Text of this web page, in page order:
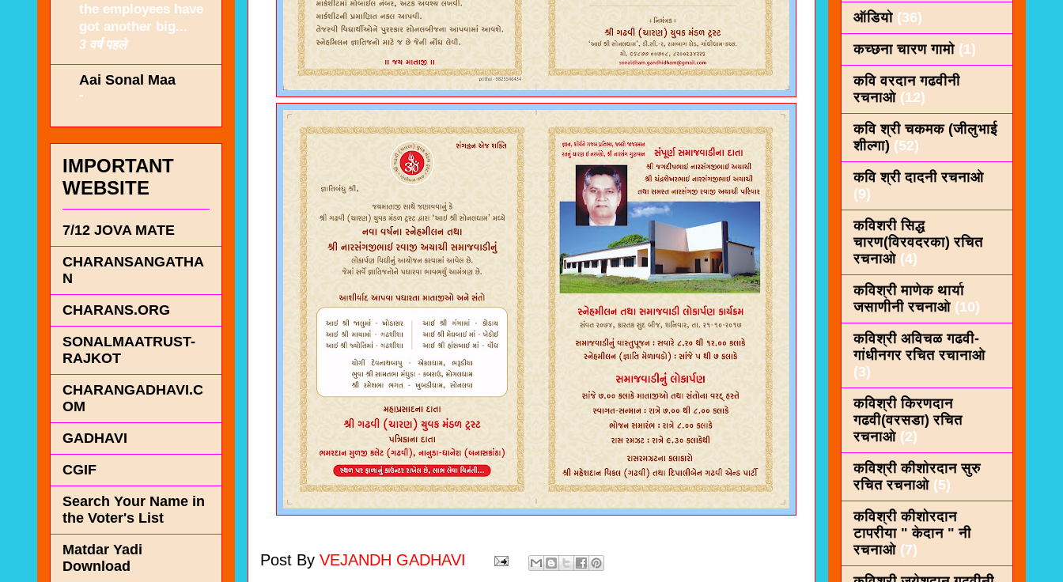
Post By VEJANDH GADHAVI
the employees have
got another big...
3 वर्ष पहले
Aai Sonal Maa
-
IMPORTANT
WEBSITE
7/12 JOVA MATE
CHARANSANGATHA
N
CHARANS.ORG
SONALMAATRUST-
RAJKOT
CHARANGADHAVI.C
OM
GADHAVI
CGIF
Search Your Name in
the Voter's List
Matdar Yadi
Download
ऑडियो (36)
कच्छना चारण गामो (1)
कवि वरदान गढवीनी
रचनाओ (12)
कवि श्री चकमक (जीलुभाई
शील्गा) (52)
कवि श्री दादनी रचनाओ
(9)
कविशरी सिद्ध
चारण(विरवदरका) रचित
रचनाओ (4)
कविश्री माणेक थार्या
जसाणीनी रचनाओ (10)
कविश्री अविचळ गढवी-
गांधीनगर रचित रचानाओ
(3)
कविश्री किरणदान
गढवी(वरसडा) रचित
रचनाओ (2)
कविश्री कीशाेरदान सुरु
रचित रचनाओ (5)
कविश्री कीशोरदान
टापरीया " केदान " नी
रचनाओ (7)